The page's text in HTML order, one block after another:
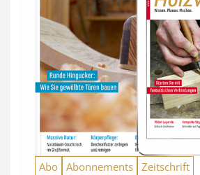
Abo Abonnements Zeitschrift